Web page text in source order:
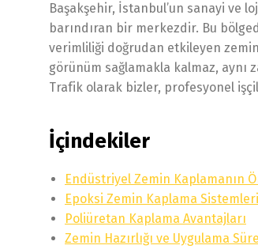
Başakşehir, İstanbul’un sanayi ve
barındıran bir merkezdir. Bu
verimliliği doğrudan etkileyen
görünüm sağlamakla kalmaz, aynı
Trafik olarak bizler, profesyonel
İçindekiler
Endüstriyel Zemin Kaplamanın
Epoksi Zemin Kaplama Sistemleri
Poliüretan Kaplama Avantajları
Zemin Hazırlığı ve Uygulama